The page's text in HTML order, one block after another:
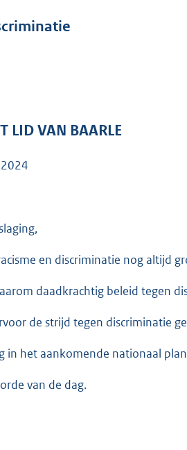
r
K
LID VAN BAARLE
en discriminatie nog altijd
daadkrachtig beleid tegen
de strijd tegen discriminatie
in het aankomende nationaal
van de dag.